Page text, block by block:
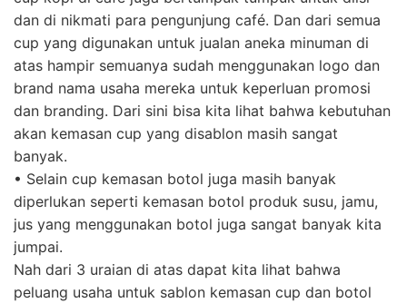
dan di nikmati para pengunjung café. Dan dari semua
cup yang digunakan untuk jualan aneka minuman di
atas hampir semuanya sudah menggunakan logo dan
brand nama usaha mereka untuk keperluan promosi
dan branding. Dari sini bisa kita lihat bahwa kebutuhan
akan kemasan cup yang disablon masih sangat
banyak.
• Selain cup kemasan botol juga masih banyak
diperlukan seperti kemasan botol produk susu, jamu,
jus yang menggunakan botol juga sangat banyak kita
jumpai.
Nah dari 3 uraian di atas dapat kita lihat bahwa
peluang usaha untuk sablon kemasan cup dan botol